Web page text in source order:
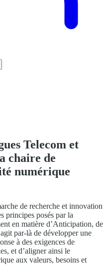
Telecom et
chaire de
numérique
de recherche et innovation
principes posés par la
en matière d’Anticipation, de
par-là de développer une
à des exigences de
et d’aligner ainsi le
aux valeurs, besoins et